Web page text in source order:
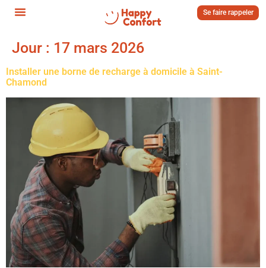
Se faire rappeler
Jour : 17 mars 2026
Installer une borne de recharge à domicile à Saint-
Chamond